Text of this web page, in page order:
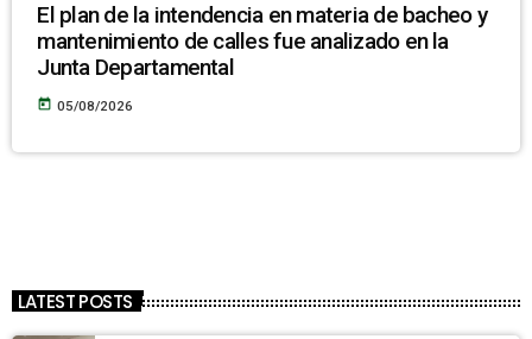
El plan de la intendencia en materia de bacheo y
mantenimiento de calles fue analizado en la
Junta Departamental
today 05/08/2026
LATEST POSTS